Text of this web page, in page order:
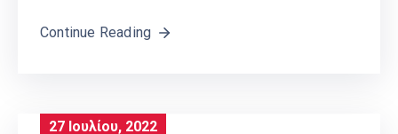
Continue Reading
27 Ιουλίου, 2022